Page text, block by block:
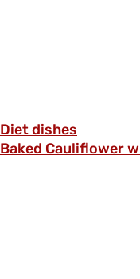
Diet dishes
Baked Cauliflower